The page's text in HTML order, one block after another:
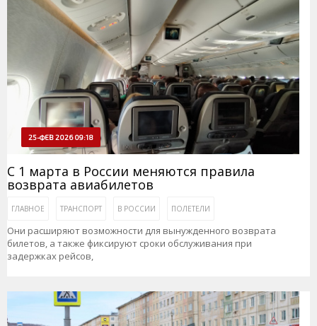
25-ФЕВ 2026 09:18
С 1 марта в России меняются правила
возврата авиабилетов
ГЛАВНОЕ ТРАНСПОРТ В РОССИИ ПОЛЕТЕЛИ
Они расширяют возможности для вынужденного возврата
билетов, а также фиксируют сроки обслуживания при
задержках рейсов,